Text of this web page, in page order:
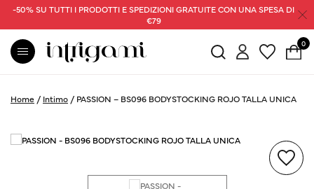
-50% SU TUTTI I PRODOTTI E SPEDIZIONI GRATUITE CON UNA SPESA DI
€79
0
Home / Intimo / PASSION – BS096 BODYSTOCKING ROJO TALLA UNICA